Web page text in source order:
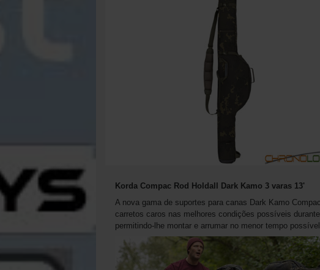
Korda Compac Rod Holdall Dark Kamo 3 varas 13'
A nova gama de suportes para canas Dark Kamo
carretos caros nas melhores condições possíveis
permitindo-lhe montar e arrumar no menor tempo